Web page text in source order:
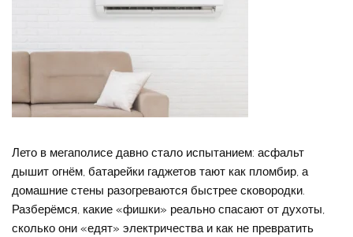
Лето в мегаполисе давно стало испытанием: асфальт
дышит огнём, батарейки гаджетов тают как пломбир, а
домашние стены разогреваются быстрее сковородки.
Разберёмся, какие «фишки» реально спасают от духоты,
сколько они «едят» электричества и как не превратить